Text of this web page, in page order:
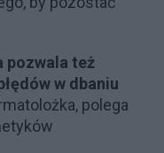
pozwala też
w dbaniu
polega